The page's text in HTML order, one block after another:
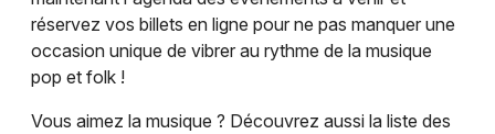
réservez vos billets en ligne pour ne pas manquer une
occasion unique de vibrer au rythme de la musique
pop et folk !
Vous aimez la musique ? Découvrez aussi la liste des